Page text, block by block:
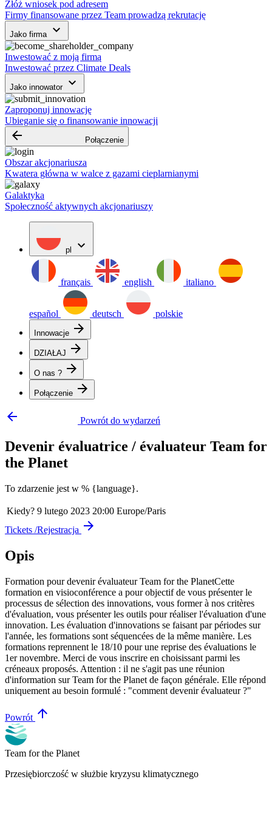
Złóż wniosek pod adresem
Firmy finansowane przez Team prowadzą rekrutację
Jako firma keyboard_arrow_down
Inwestować z moją firmą
Inwestować przez Climate Deals
Jako innowator keyboard_arrow_down
Zaproponuj innowację
Ubieganie się o finansowanie innowacji
arrow_backward Połączenie
Obszar akcjonariusza
Kwatera główna w walce z gazami cieplarnianymi
Galaktyka
Społeczność aktywnych akcjonariuszy
pl expand_more
français english italiano
español deutsch polskie
Innowacje arrow_forward
DZIAŁAJ arrow_forward
O nas ? arrow_forward
Połączenie arrow_forward
arrow_backward
Powrót do wydarzeń
Devenir évaluatrice / évaluateur Team for
the Planet
To zdarzenie jest w % {language}.
Kiedy? 9 lutego 2023 20:00 Europe/Paris
Tickets /Rejestracja arrow_forward
Opis
Formation pour devenir évaluateur Team for the PlanetCette
formation en visioconférence a pour objectif de vous présenter le
processus de sélection des innovations, vous former à nos critères
d'évaluation, vous présenter les outils pour réaliser l'évaluation d'une
innovation. Les évaluation d'innovations se faisant par périodes sur
l'année, les formations sont séquencées de la même manière. Les
formations reprennent le 18/10 pour une reprise des évaluations le
1er novembre. Merci de vous inscrire en choisissant parmi les
créneaux proposés. Attention : il ne s'agit pas une réunion
d'information sur Team for the Planet de façon générale. Elle répond
uniquement au besoin formulé : "comment devenir évaluateur ?"
Powrót arrow_upward
Team for the Planet
Przesiębiorczość w służbie kryzysu klimatycznego